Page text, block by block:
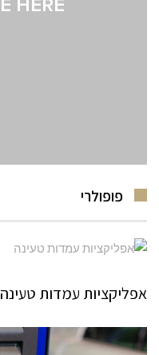
פופולרי
אפליקציות עמדות טעינה